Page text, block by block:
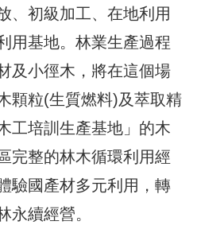
、初級加工、在地利用
用基地。林業生產過程
及小徑木，將在這個場
顆粒(生質燃料)及萃取精
工培訓生產基地」的木
完整的林木循環利用經
驗國產材多元利用，轉
永續經營。